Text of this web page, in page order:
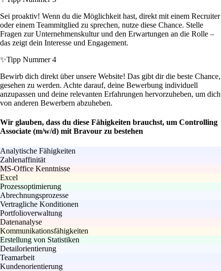
Sei proaktiv! Wenn du die Möglichkeit hast, direkt mit einem Recruiter
oder einem Teammitglied zu sprechen, nutze diese Chance. Stelle
Fragen zur Unternehmenskultur und den Erwartungen an die Rolle –
das zeigt dein Interesse und Engagement.
✨Tipp Nummer 4
Bewirb dich direkt über unsere Website! Das gibt dir die beste Chance,
gesehen zu werden. Achte darauf, deine Bewerbung individuell
anzupassen und deine relevanten Erfahrungen hervorzuheben, um dich
von anderen Bewerbern abzuheben.
Wir glauben, dass du diese Fähigkeiten brauchst, um Controlling
Associate (m/w/d) mit Bravour zu bestehen
Analytische Fähigkeiten
Zahlenaffinität
MS-Office Kenntnisse
Excel
Prozessoptimierung
Abrechnungsprozesse
Vertragliche Konditionen
Portfolioverwaltung
Datenanalyse
Kommunikationsfähigkeiten
Erstellung von Statistiken
Detailorientierung
Teamarbeit
Kundenorientierung